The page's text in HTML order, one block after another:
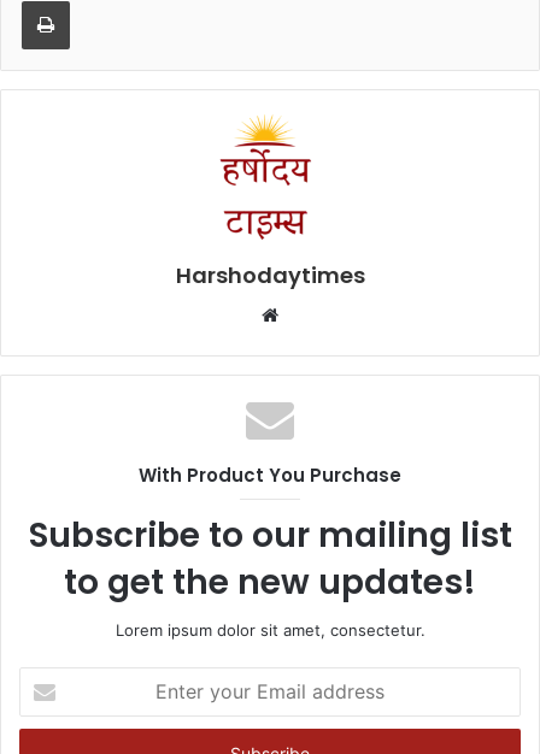
Harshodaytimes
Website
With Product You Purchase
Subscribe to our mailing list
to get the new updates!
Lorem ipsum dolor sit amet, consectetur.
your
Email